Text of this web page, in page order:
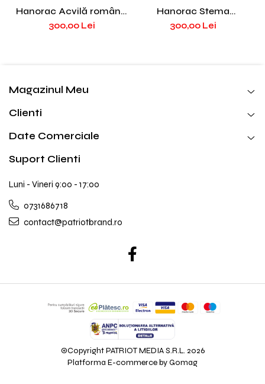
Hanorac Acvilă română,
negru PAT7
300,00 Lei
Hanorac Stema
României, negru, PAT68
300,00 Lei
Magazinul Meu
Clienti
Date Comerciale
Suport Clienti
Luni - Vineri 9:00 - 17:00
0731686718
contact@patriotbrand.ro
©Copyright PATRIOT MEDIA S.R.L. 2026
Platforma E-commerce by Gomag